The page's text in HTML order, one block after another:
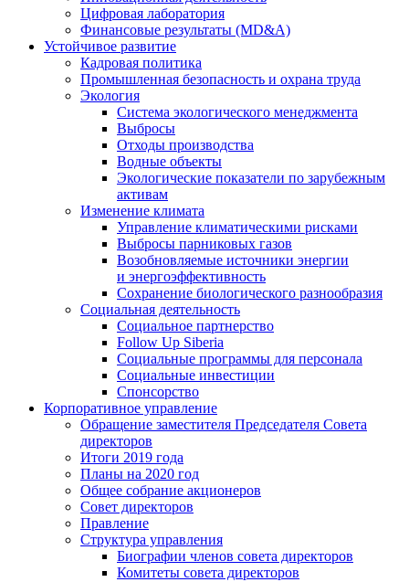
Цифровая лаборатория
Финансовые результаты (MD&A)
Устойчивое развитие
Кадровая политика
Промышленная безопасность и охрана труда
Экология
Система экологического менеджмента
Выбросы
Отходы производства
Водные объекты
Экологические показатели по зарубежным
активам
Изменение климата
Управление климатическими рисками
Выбросы парниковых газов
Возобновляемые источники энергии
и энергоэффективность
Сохранение биологического разнообразия
Социальная деятельность
Социальное партнерство
Follow Up Siberia
Социальные программы для персонала
Социальные инвестиции
Спонсорство
Корпоративное управление
Обращение заместителя Председателя Совета
директоров
Итоги 2019 года
Планы на 2020 год
Общее собрание акционеров
Совет директоров
Правление
Структура управления
Биографии членов совета директоров
Комитеты совета директоров